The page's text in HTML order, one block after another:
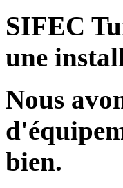
SIFEC
une
Nous
bien.